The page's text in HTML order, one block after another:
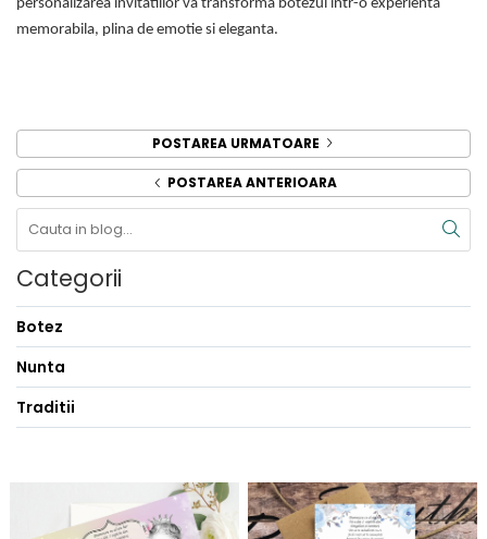
personalizarea invitatiilor va transforma botezul intr-o experienta
memorabila, plina de emotie si eleganta.
POSTAREA URMATOARE
POSTAREA ANTERIOARA
Categorii
Botez
Nunta
Traditii